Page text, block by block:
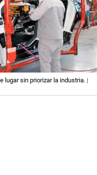
lugar sin priorizar la industria. |